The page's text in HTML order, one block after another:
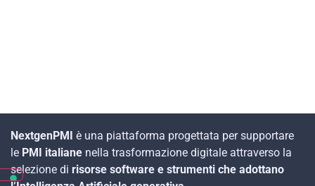
NextgenPMI è una piattaforma progettata per supportare
le PMI italiane nella trasformazione digitale attraverso la
selezione di risorse software e strumenti che adottano